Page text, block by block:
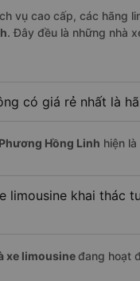
vụ cao cấp, các hãng
. Đây đều là những nhà
có giá rẻ nhất là
Phương Hồng Linh hiện
limousine khai thác
xe limousineđang hoạt